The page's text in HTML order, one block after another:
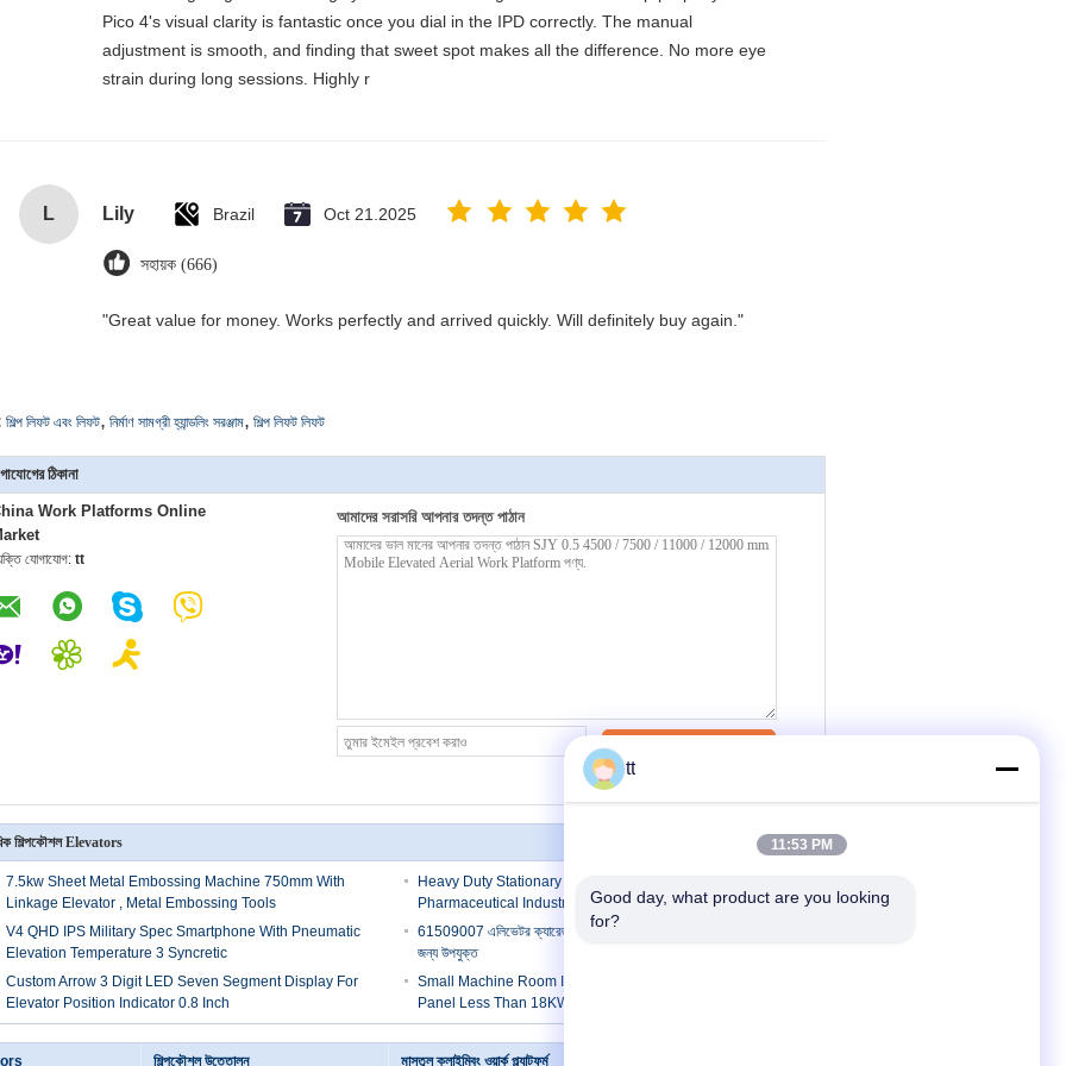
Pico 4's visual clarity is fantastic once you dial in the IPD correctly. The manual
adjustment is smooth, and finding that sweet spot makes all the difference. No more eye
strain during long sessions. Highly r
L Lily Brazil Oct 21.2025
সহায়ক (666)
"Great value for money. Works perfectly and arrived quickly. Will definitely buy again."
শিল্প লিফট এবং লিফট, নির্মাণ সামগ্রী হ্যান্ডলিং সরঞ্জাম, শিল্প লিফট লিফট
ঠিকানা
Work Platforms Online
যোগাযোগ: tt
আমাদের সরাসরি আপনার তদন্ত পাঠান
শিল্পকৌশল Elevators
7.5kw Sheet Metal Embossing Machine 750mm With
Linkage Elevator , Metal Embossing Tools
Heavy Duty Stationary Lift Table Electric Scissor For
Pharmaceutical Industry
V4 QHD IPS Military Spec Smartphone With Pneumatic
Elevation Temperature 3 Syncretic
61509007 এলিভেটর ক্যারেজ অ্যাসেম্বলি বিশেষ করে কাটার GT7250 এর
জন্য উপযুক্ত
Custom Arrow 3 Digit LED Seven Segment Display For
Elevator Position Indicator 0.8 Inch
Small Machine Room Industrial Elevator Control Cabinet
Panel Less Than 18KW SN-DVF-B1
শিল্পকৌশল উত্তোলন মাস্তুল ক্লাইম্বিং ওয়ার্ক প্ল্যাটফর্ম
tt
11:53 PM
Good day, what product are you looking
for?